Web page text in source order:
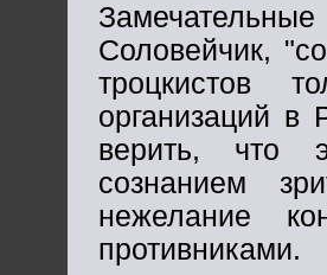
Соловейчик,
троцкистов
организаций в
верить, что
сознанием
нежелание
противниками.